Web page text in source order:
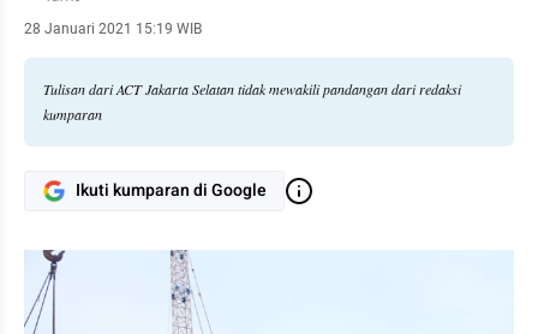
28 Januari 2021 15:19 WIB
Tulisan dari ACT Jakarta Selatan tidak mewakili pandangan dari redaksi
kumparan
Ikuti kumparan di Google